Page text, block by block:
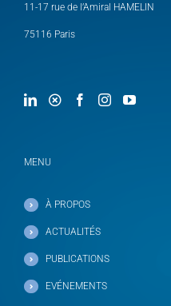
11-17 rue de l’Amiral HAMELIN
75116 Paris
MENU
À PROPOS
ACTUALITÉS
PUBLICATIONS
EVÉNEMENTS